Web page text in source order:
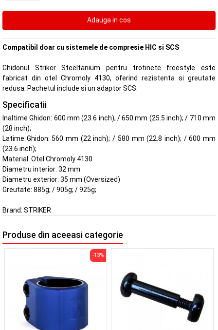
Compatibil doar cu sistemele de compresie HIC si SCS
Ghidonul Striker Steeltanium pentru trotinete freestyle este
fabricat din otel Chromoly 4130, oferind rezistenta si greutate
redusa. Pachetul include si un adaptor SCS.
Specificatii
Inaltime Ghidon: 600 mm (23.6 inch); / 650 mm (25.5 inch); / 710 mm
(28 inch);
Latime Ghidon: 560 mm (22 inch); / 580 mm (22.8 inch); / 600 mm
(23.6 inch);
Material: Otel Chromoly 4130
Diametru interior: 32 mm
Diametru exterior: 35 mm (Oversized)
Greutate: 885g; / 905g; / 925g;
Brand: STRIKER
Produse din aceeasi categorie
-13%